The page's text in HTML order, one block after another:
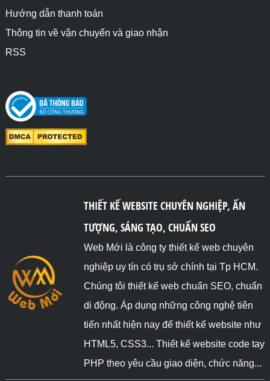
Hướng dẫn thanh toán
Thông tin về vận chuyển và giao nhận
RSS
THIẾT KẾ WEBSITE CHUYÊN NGHIỆP, ẤN
TƯỢNG, SÁNG TẠO, CHUẨN SEO
Web Mới là công ty thiết kế web chuyên
nghiệp uy tín có trụ sở chính tại Tp HCM.
Chúng tôi thiết kế web chuẩn SEO, chuẩn
di động. Áp dụng những công nghệ tiên
tiến nhất hiện nay để thiết kế website như
HTML5, CSS3... Thiết kế website code tay
PHP theo yêu cầu giao diện, chức năng...